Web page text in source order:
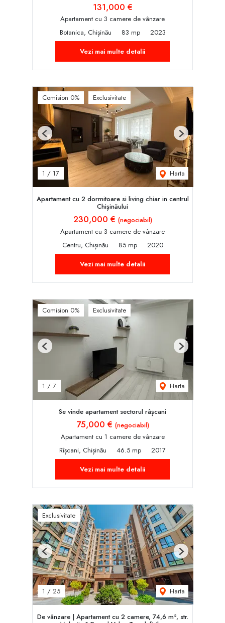
131,000 €
Apartament cu 3 camere de vânzare
Botanica, Chișinău
83 mp
2023
Vezi mai multe detalii
Comision 0% Exclusivitate
1 / 17 Harta
Previous Next
Apartament cu 2 dormitoare si living chiar in centrul
Chișinăului
230,000 € (negociabil)
Apartament cu 3 camere de vânzare
Centru, Chișinău
85 mp
2020
Vezi mai multe detalii
Comision 0% Exclusivitate
1 / 7 Harta
Previous Next
Se vinde apartament sectorul râșcani
75,000 € (negociabil)
Apartament cu 1 camere de vânzare
Rîșcani, Chișinău
46.5 mp
2017
Vezi mai multe detalii
Exclusivitate
1 / 25 Harta
Previous Next
De vânzare | Apartament cu 2 camere, 74,6 m², str.